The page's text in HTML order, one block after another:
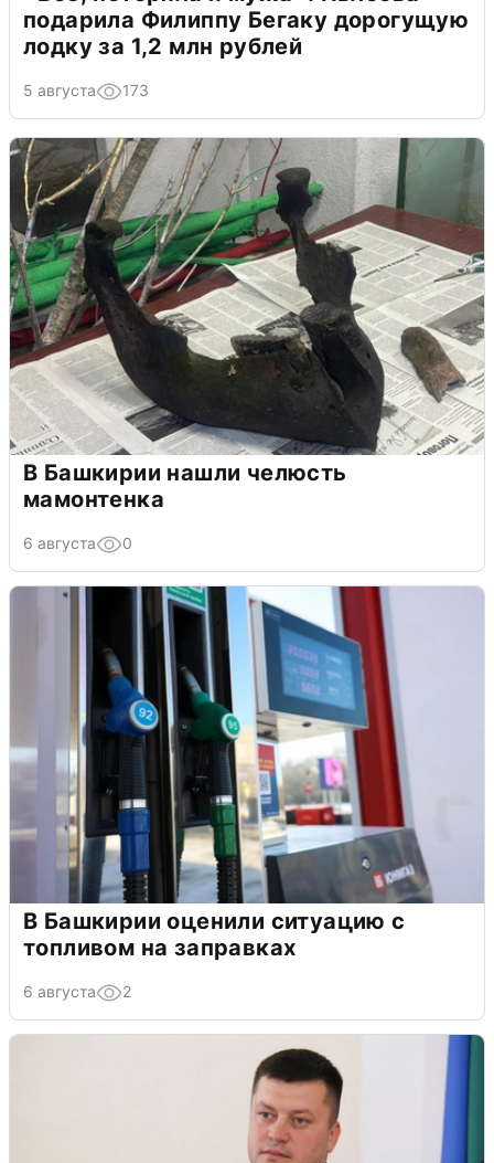
подарила Филиппу Бегаку дорогущую
лодку за 1,2 млн рублей
5 августа 173
В Башкирии нашли челюсть
мамонтенка
6 августа 0
В Башкирии оценили ситуацию с
топливом на заправках
6 августа 2